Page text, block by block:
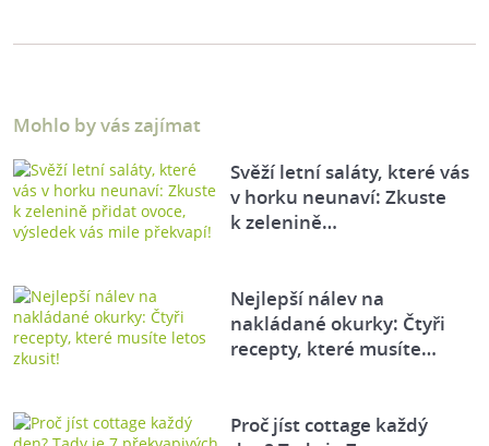
Mohlo by vás zajímat
Svěží letní saláty, které vás
v horku neunaví: Zkuste
k zelenině…
Nejlepší nálev na
nakládané okurky: Čtyři
recepty, které musíte…
Proč jíst cottage každý